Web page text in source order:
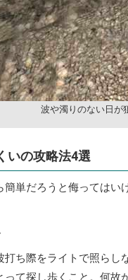
波や濁りのない日が
いの攻略法4選
簡単だろうと侮ってはい
打ち際をライトで照らし
って探し歩くこと。何故